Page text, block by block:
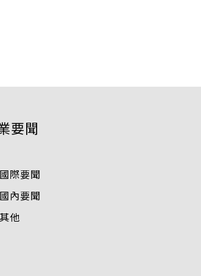
要聞
國際要聞
國內要聞
其他